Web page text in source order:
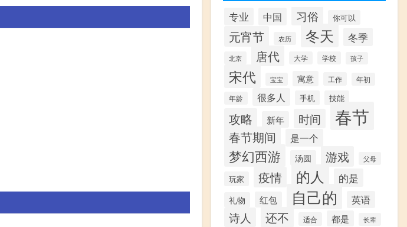
专业 中国 习俗 你可以
元宵节 农历 冬天 冬季
北京 唐代 大学 学校 孩子
宋代 宝宝 寓意 工作
年初
年龄
很多人 手机 技能
攻略 新年 时间 春节
春节期间 是一个
梦幻西游 汤圆 游戏 父母
玩家 疫情 的人 的是
礼物 红包 自己的 英语
诗人 还不 适合 都是 长辈